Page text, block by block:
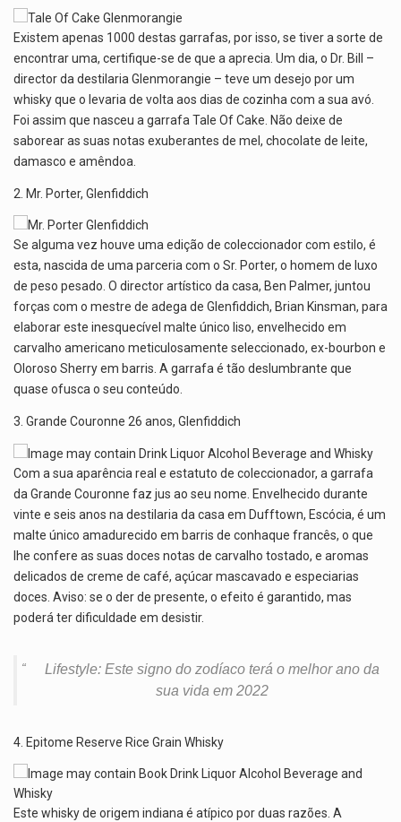
Existem apenas 1000 destas garrafas, por isso, se tiver a sorte de
encontrar uma, certifique-se de que a aprecia. Um dia, o Dr. Bill –
director da destilaria Glenmorangie – teve um desejo por um
whisky que o levaria de volta aos dias de cozinha com a sua avó.
Foi assim que nasceu a garrafa Tale Of Cake. Não deixe de
saborear as suas notas exuberantes de mel, chocolate de leite,
damasco e amêndoa.
2. Mr. Porter, Glenfiddich
Se alguma vez houve uma edição de coleccionador com estilo, é
esta, nascida de uma parceria com o Sr. Porter, o homem de luxo
de peso pesado. O director artístico da casa, Ben Palmer, juntou
forças com o mestre de adega de Glenfiddich, Brian Kinsman, para
elaborar este inesquecível malte único liso, envelhecido em
carvalho americano meticulosamente seleccionado, ex-bourbon e
Oloroso Sherry em barris. A garrafa é tão deslumbrante que
quase ofusca o seu conteúdo.
3. Grande Couronne 26 anos, Glenfiddich
Com a sua aparência real e estatuto de coleccionador, a garrafa
da Grande Couronne faz jus ao seu nome. Envelhecido durante
vinte e seis anos na destilaria da casa em Dufftown, Escócia, é um
malte único amadurecido em barris de conhaque francês, o que
lhe confere as suas doces notas de carvalho tostado, e aromas
delicados de creme de café, açúcar mascavado e especiarias
doces. Aviso: se o der de presente, o efeito é garantido, mas
poderá ter dificuldade em desistir.
Lifestyle: Este signo do zodíaco terá o melhor ano da
sua vida em 2022
4. Epitome Reserve Rice Grain Whisky
Este whisky de origem indiana é atípico por duas razões. A